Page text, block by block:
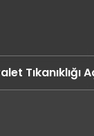
Tıkanıklığı